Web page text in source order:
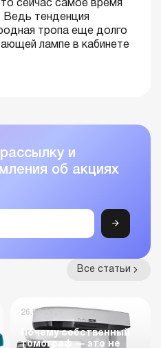
сейчас самое время
Ведь тенденция
тропа еще долго
лампе в кабинете
и
об акциях
Все статьи
26.06.2026
Почему собственный
томограф — это не